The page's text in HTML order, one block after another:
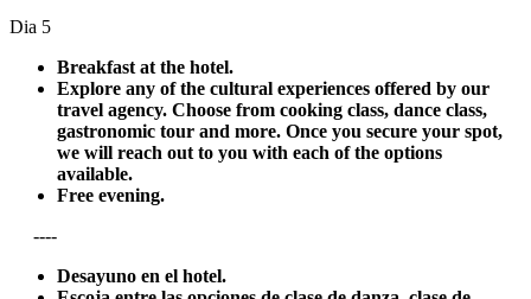
Dia 5
Breakfast at the hotel.
Explore any of the cultural experiences offered by our
travel agency. Choose from cooking class, dance class,
gastronomic tour and more. Once you secure your spot,
we will reach out to you with each of the options
available.
Free evening.
----
Desayuno en el hotel.